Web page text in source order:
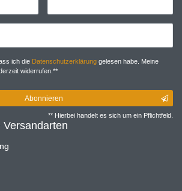
ich die Daten­schutz­erklärunggelesen habe. Meine
widerrufen.**
Abonnieren
** Hierbei handelt es sich um ein Pflichtfeld.